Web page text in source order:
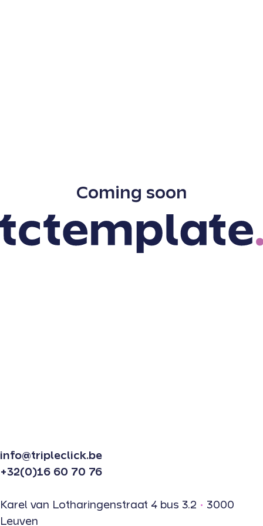
Coming soon
info@tripleclick.be
+32(0)16 60 70 76
Karel van Lotharingenstraat 4 bus 3.2 • 3000
Leuven